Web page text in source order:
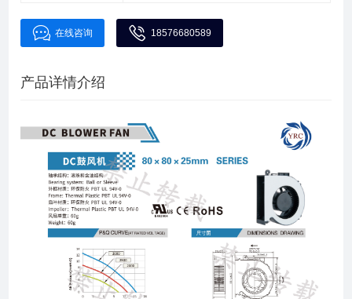
在线咨询 18576680589
产品详情介绍